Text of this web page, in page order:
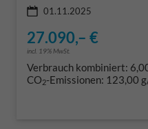
01.11.2025
27.090,– €
incl. 19% MwSt.
Verbrauch kombiniert:
CO2-Emissionen: 123,00